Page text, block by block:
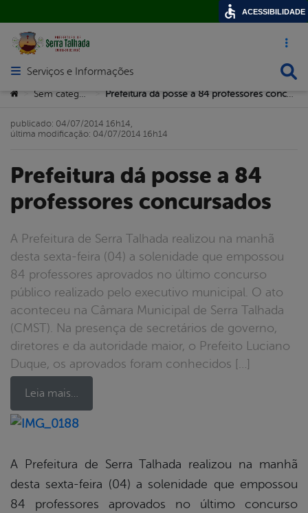
Acesso
Abrir menu principal de navegação
Serviços e Informações
Você está aqui:
> > Prefeitura dá posse a 84 professores concursados
Prefeitura dá posse a 84
professores concursados
A Prefeitura de Serra Talhada realizou na manhã
desta sexta-feira (04) a solenidade que empossou
84 professores aprovados no último concurso
público realizado pelo executivo municipal. O ato
aconteceu na Câmara Municipal de Serra Talhada
(CMST). Na presença de secretários de governo,
diretores e da autoridade maior, o Prefeito Luciano
Duque, os aprovados foram conhecidos […]
Leia mais…
publicado: 04/07/2014 16h14,
última modificação: 04/07/2014 16h14
A Prefeitura de Serra Talhada realizou na manhã
desta sexta-feira (04) a solenidade que empossou
84 professores aprovados no último concurso
ACESSIBILIDADE